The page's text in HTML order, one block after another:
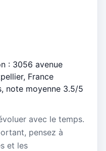
: 3056 avenue
France
note moyenne 3.5/5
avec le temps.
pensez à
et les